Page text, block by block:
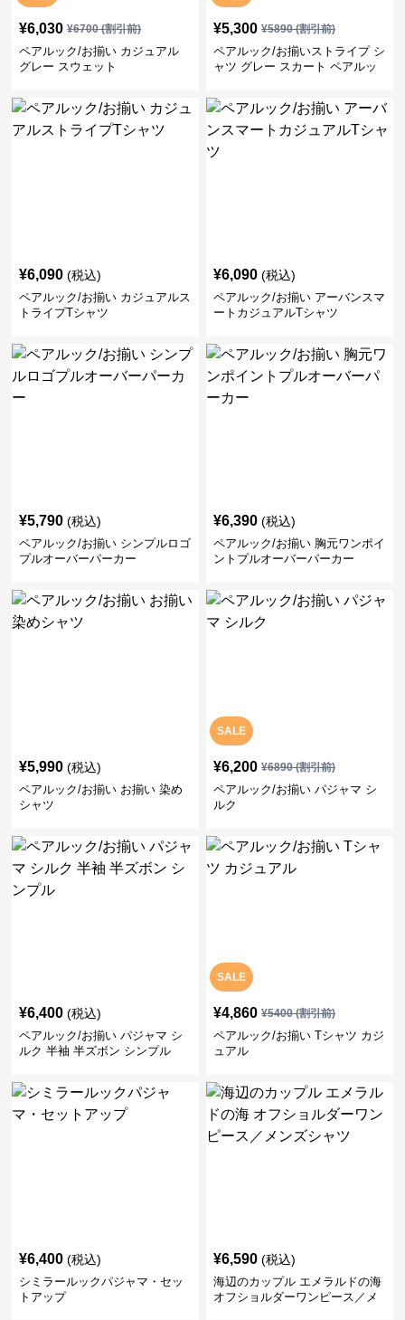
¥6,030 ¥6700(割引前)
ペアルック/お揃い カジュアル
グレー スウェット
¥5,300 ¥5890(割引前)
ペアルック/お揃いストライプ シ
ャツ グレー スカート ペアルッ
¥6,090 (税込)
ペアルック/お揃い カジュアルス
トライプTシャツ
¥6,090 (税込)
ペアルック/お揃い アーバンスマ
ートカジュアルTシャツ
¥5,790 (税込)
ペアルック/お揃い シンプルロゴ
プルオーバーパーカー
¥6,390 (税込)
ペアルック/お揃い 胸元ワンポイ
ントプルオーバーパーカー
¥5,990 (税込)
ペアルック/お揃い お揃い 染め
シャツ
SALE
¥6,200 ¥6890(割引前)
ペアルック/お揃い パジャマ シ
ルク
¥6,400 (税込)
ペアルック/お揃い パジャマ シ
ルク 半袖 半ズボン シンプル
SALE
¥4,860 ¥5400(割引前)
ペアルック/お揃い Tシャツ カジ
ュアル
¥6,400 (税込)
シミラールックパジャマ・セッ
トアップ
¥6,590 (税込)
海辺のカップル エメラルドの海
オフショルダーワンピース／メ